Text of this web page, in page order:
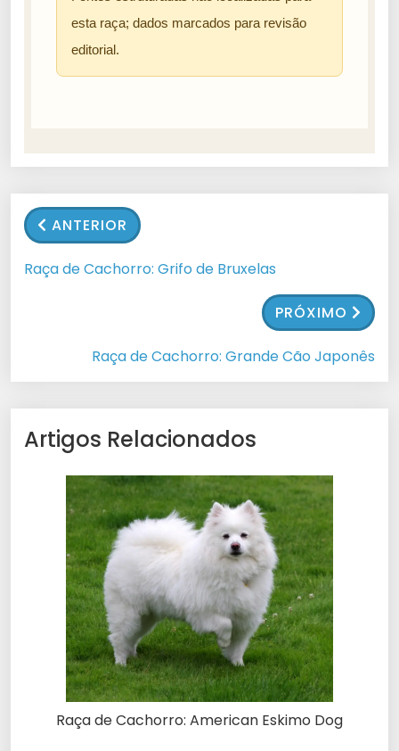
esta raça; dados marcados para revisão
editorial.
ANTERIOR
Raça de Cachorro: Grifo de Bruxelas
PRÓXIMO
Raça de Cachorro: Grande Cão Japonês
Artigos Relacionados
Raça de Cachorro: American Eskimo Dog